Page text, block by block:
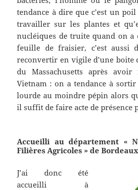
tendance à dire que c’est un
travailler sur les plantes et
nucléiques de truite quand on a
feuille de fraisier, c’est aussi
reconvertir en vigile d’une boite
du Massachusetts après
Vietnam : on a tendance à
lourde au moindre pépin alors
il suffit de faire acte de présence
Accueilli au département «
Filières Agricoles » de
J’ai donc été
accueilli à